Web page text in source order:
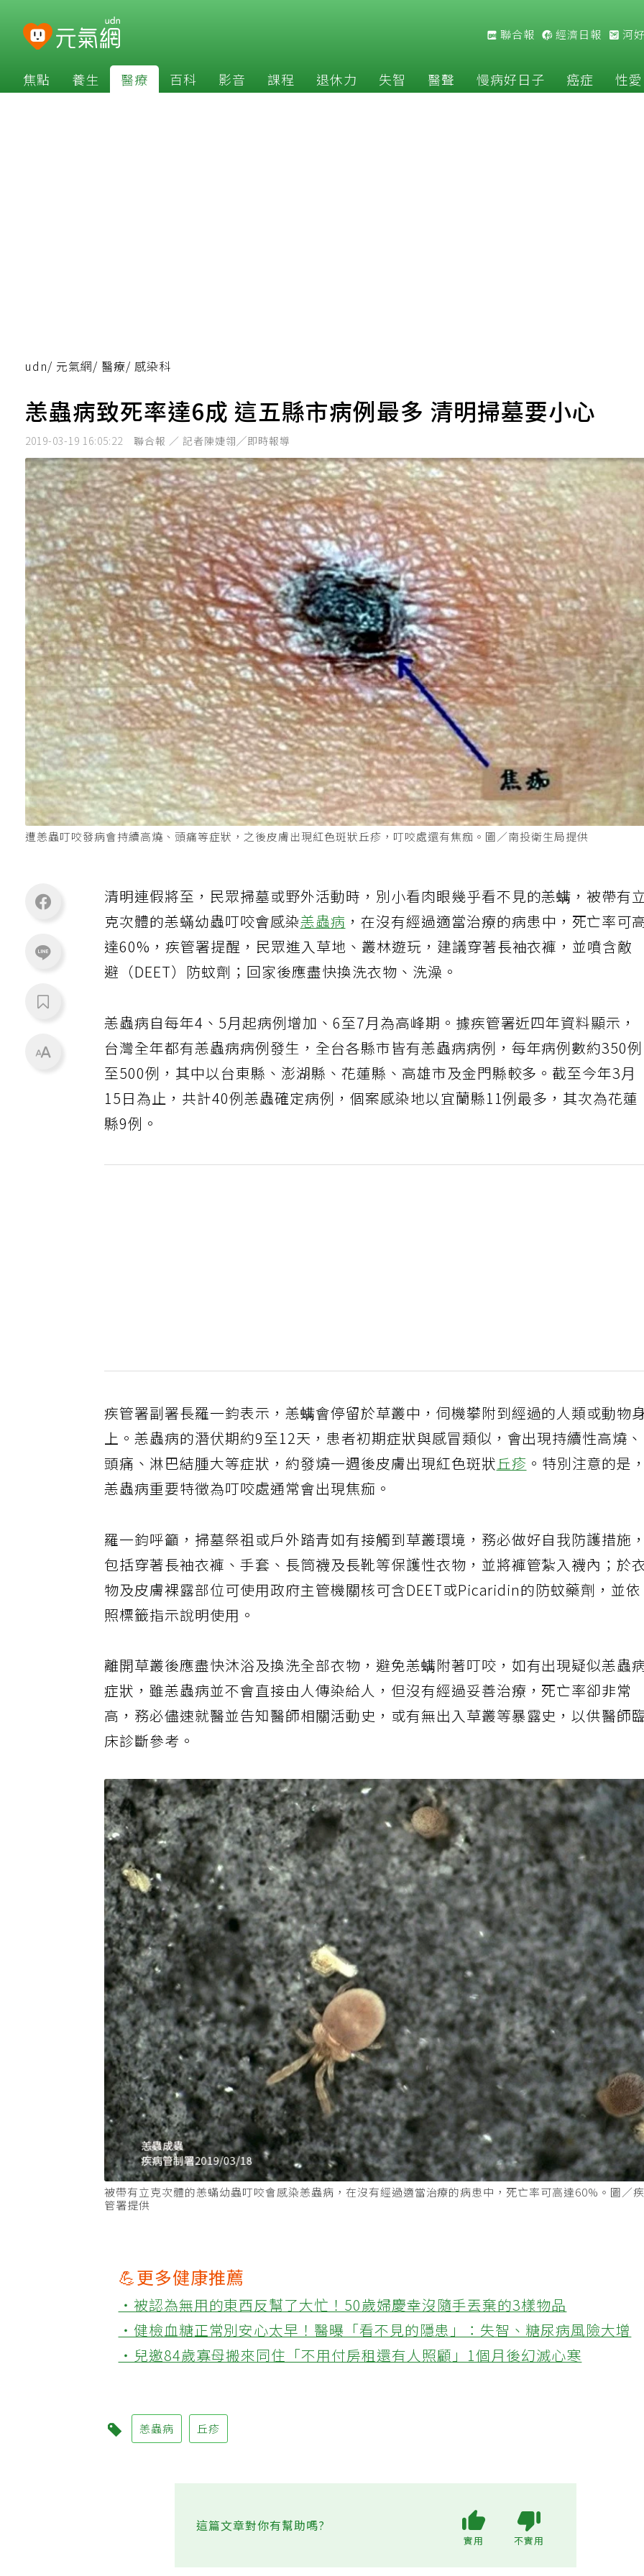
聯合報 經濟日報 河
焦點 養生 醫療 百科 影音 課程 退休力 失智 醫聲 慢病好日子 癌症 性愛
udn/ 元氣網/ 醫療/ 感染科
恙蟲病致死率達6成 這五縣市病例最多 清明掃墓要小心
2019-03-19 16:05:22 聯合報 ／ 記者陳婕翎╱即時報導
遭恙蟲叮咬發病會持續高燒、頭痛等症狀，之後皮膚出現紅色斑狀丘疹，叮咬處還有焦痂。圖／南投衛生局提供
清明連假將至，民眾掃墓或野外活動時，別小看肉眼幾乎看不見的恙螨，被帶有
克次體的恙蟎幼蟲叮咬會感染恙蟲病 ，在沒有經過適當治療的病患中，死亡率可
達60%，疾管署提醒，民眾進入草地、叢林遊玩，建議穿著長袖衣褲，並噴含敵
避（DEET）防蚊劑；回家後應盡快換洗衣物、洗澡。
恙蟲病自每年4、5月起病例增加、6至7月為高峰期。據疾管署近四年資料顯示，
台灣全年都有恙蟲病病例發生，全台各縣市皆有恙蟲病病例，每年病例數約350
至500例，其中以台東縣、澎湖縣、花蓮縣、高雄市及金門縣較多。截至今年3月
15日為止，共計40例恙蟲確定病例，個案感染地以宜蘭縣11例最多，其次為花蓮
縣9例。
疾管署副署長羅一鈞表示，恙螨會停留於草叢中，伺機攀附到經過的人類或動物
上。恙蟲病的潛伏期約9至12天，患者初期症狀與感冒類似，會出現持續性高燒
頭痛、淋巴結腫大等症狀，約發燒一週後皮膚出現紅色斑狀丘疹 。特別注意的是
恙蟲病重要特徵為叮咬處通常會出現焦痂。
羅一鈞呼籲，掃墓祭祖或戶外踏青如有接觸到草叢環境，務必做好自我防護措施
包括穿著長袖衣褲、手套、長筒襪及長靴等保護性衣物，並將褲管紮入襪內；於
物及皮膚裸露部位可使用政府主管機關核可含DEET或Picaridin的防蚊藥劑，並依
照標籤指示說明使用。
離開草叢後應盡快沐浴及換洗全部衣物，避免恙螨附著叮咬，如有出現疑似恙蟲
症狀，雖恙蟲病並不會直接由人傳染給人，但沒有經過妥善治療，死亡率卻非常
高，務必儘速就醫並告知醫師相關活動史，或有無出入草叢等暴露史，以供醫師
床診斷參考。
被帶有立克次體的恙蟎幼蟲叮咬會感染恙蟲病，在沒有經過適當治療的病患中，死亡率可高達60%。圖／
管署提供
💪更多健康推薦
‧被認為無用的東西反幫了大忙！50歲婦慶幸沒隨手丟棄的3樣物品
‧健檢血糖正常別安心太早！醫曝「看不見的隱患」：失智、糖尿病風險大增
‧兒邀84歲寡母搬來同住「不用付房租還有人照顧」1個月後幻滅心寒
恙蟲病 丘疹